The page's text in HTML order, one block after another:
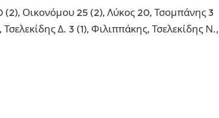
(2), Οικονόμου 25 (2), Λύκος 20, Τσομπάνης 3
Δ. 3 (1), Φιλιππάκης, Τσελεκίδης Ν.,